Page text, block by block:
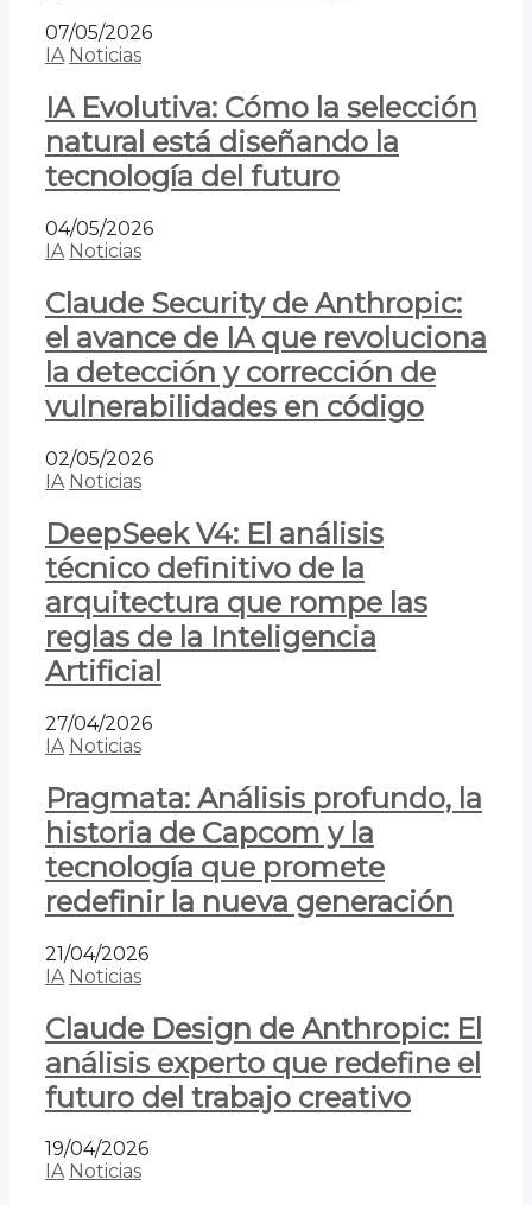
07/05/2026
IA Noticias
IA Evolutiva: Cómo la selección
natural está diseñando la
tecnología del futuro
04/05/2026
IA Noticias
Claude Security de Anthropic:
el avance de IA que revoluciona
la detección y corrección de
vulnerabilidades en código
02/05/2026
IA Noticias
DeepSeek V4: El análisis
técnico definitivo de la
arquitectura que rompe las
reglas de la Inteligencia
Artificial
27/04/2026
IA Noticias
Pragmata: Análisis profundo, la
historia de Capcom y la
tecnología que promete
redefinir la nueva generación
21/04/2026
IA Noticias
Claude Design de Anthropic: El
análisis experto que redefine el
futuro del trabajo creativo
19/04/2026
IA Noticias